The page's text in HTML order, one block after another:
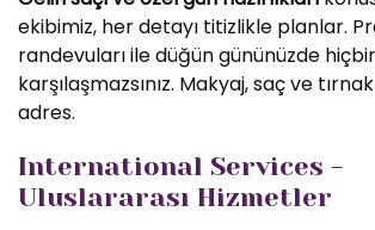
ekibimiz, her detayı titizlikle planlar.
randevuları ile düğün gününüzde
karşılaşmazsınız. Makyaj, saç ve
adres.
International Services -
Uluslararası Hizmetler